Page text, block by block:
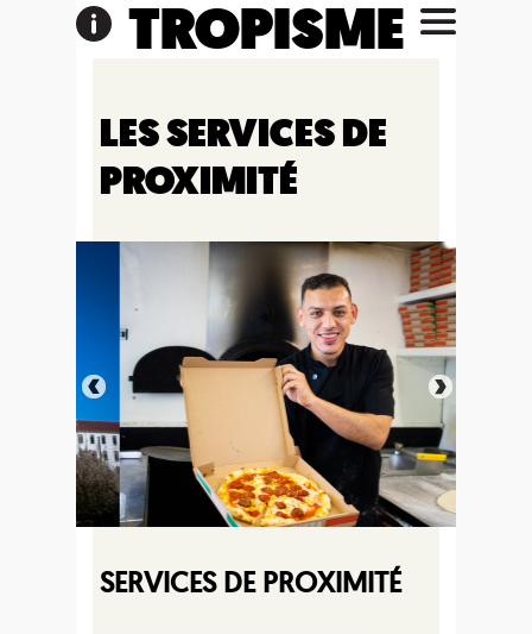
TROPISME
LES SERVICES DE
PROXIMITÉ
SERVICES DE PROXIMITÉ